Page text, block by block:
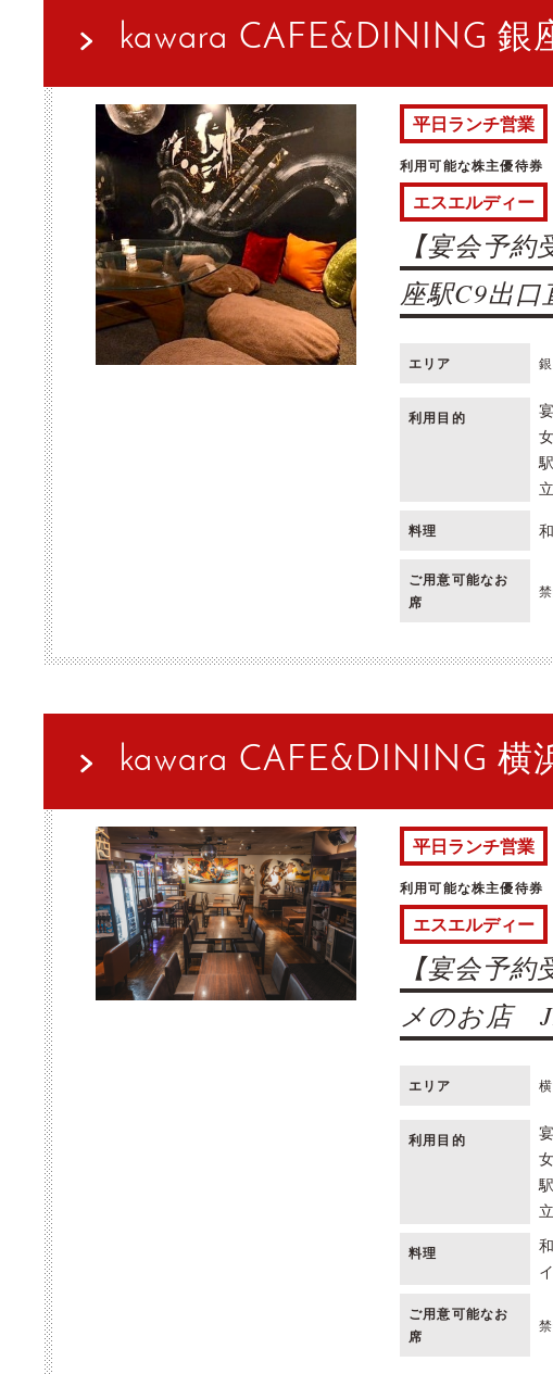
kawara CAFE&DINING 銀
平日ランチ営業
利用可能な株主優待券
エスエルディー
【宴会予
座駅C9出口
エリア
利用目的
料理
ご用意可能なお
席
kawara CAFE&DINING 横
平日ランチ営業
利用可能な株主優待券
エスエルディー
【宴会予
メのお店
エリア
利用目的
料理
ご用意可能なお
席